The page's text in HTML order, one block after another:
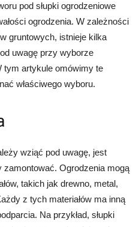
pod słupki ogrodzeniowe
ogrodzenia. W zależności
gruntowych, istnieje kilka
uwagę przy wyborze
tym artykule omówimy te
właściwego wyboru.
wziąć pod uwagę, jest
Ogrodzenia mogą
takich jak drewno, metal,
z tych materiałów ma inną
Na przykład, słupki